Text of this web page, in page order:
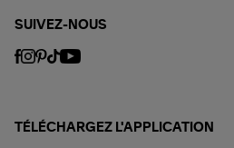
SUIVEZ-NOUS
TÉLÉCHARGEZ L'APPLICATION